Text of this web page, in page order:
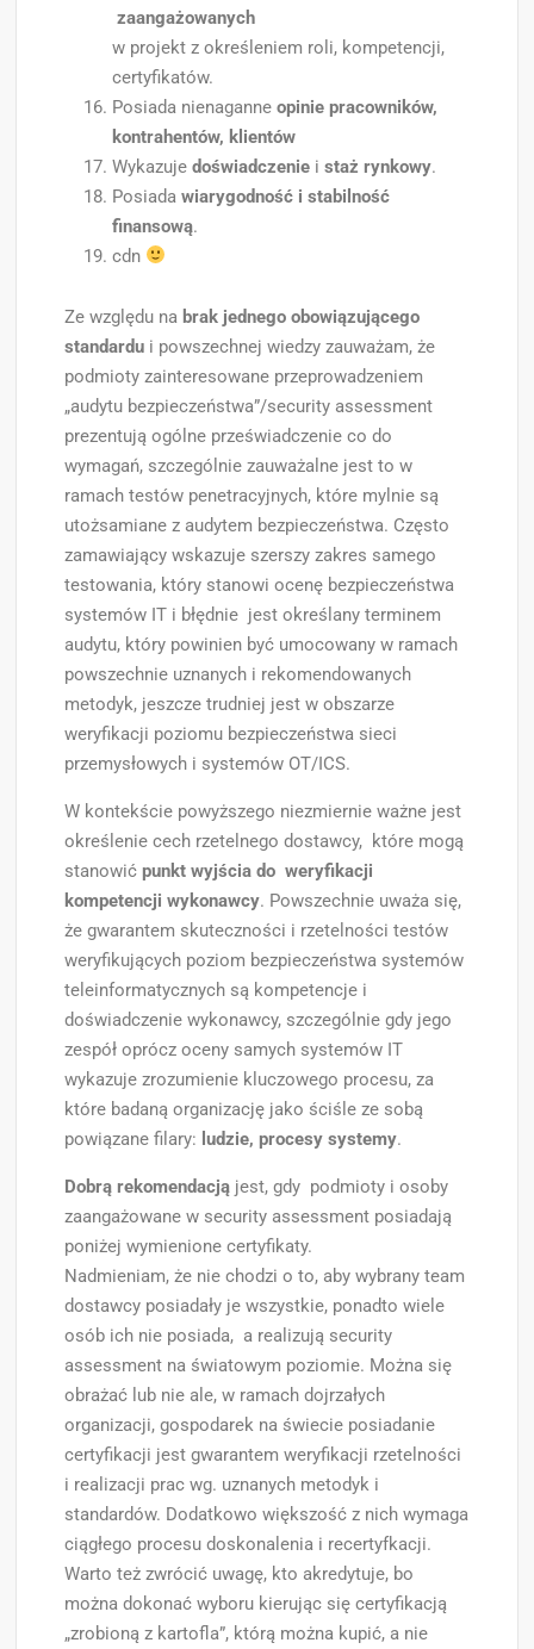
zaangażowanych
w projekt z określeniem roli, kompetencji,
certyfikatów.
Posiada nienaganneopinie pracowników,
kontrahentów, klientów
Wykazujedoświadczenie istaż rynkowy.
Posiadawiarygodność i stabilność
finansową.
cdn
Ze względu na brak jednego obowiązującego
standardu i powszechnej wiedzy zauważam, że
podmioty zainteresowane przeprowadzeniem
„audytu bezpieczeństwa”/security assessment
prezentują ogólne przeświadczenie co do
wymagań, szczególnie zauważalne jest to w
ramach testów penetracyjnych, które mylnie są
utożsamiane z audytem bezpieczeństwa. Często
zamawiający wskazuje szerszy zakres samego
testowania, który stanowi ocenę bezpieczeństwa
systemów IT i błędnie jest określany terminem
audytu, który powinien być umocowany w ramach
powszechnie uznanych i rekomendowanych
metodyk, jeszcze trudniej jest w obszarze
weryfikacji poziomu bezpieczeństwa sieci
przemysłowych i systemów OT/ICS.
W kontekście powyższego niezmiernie ważne jest
określenie cech rzetelnego dostawcy, które mogą
stanowićpunkt wyjścia do weryfikacji
kompetencji wykonawcy. Powszechnie uważa się,
że gwarantem skuteczności i rzetelności testów
weryfikujących poziom bezpieczeństwa systemów
teleinformatycznych są kompetencje i
doświadczenie wykonawcy, szczególnie gdy jego
zespół oprócz oceny samych systemów IT
wykazuje zrozumienie kluczowego procesu, za
które badaną organizację jako ściśle ze sobą
powiązane filary: ludzie, procesy systemy.
Dobrą rekomendacją jest, gdy podmioty i osoby
zaangażowane w security assessment posiadają
poniżej wymienione certyfikaty.
Nadmieniam, że nie chodzi o to, aby wybrany team
dostawcy posiadały je wszystkie, ponadto wiele
osób ich nie posiada, a realizują security
assessment na światowym poziomie. Można się
obrażać lub nie ale, w ramach dojrzałych
organizacji, gospodarek na świecie posiadanie
certyfikacji jest gwarantem weryfikacji rzetelności
i realizacji prac wg. uznanych metodyk i
standardów. Dodatkowo większość z nich wymaga
ciągłego procesu doskonalenia i recertyfkacji.
Warto też zwrócić uwagę, kto akredytuje, bo
można dokonać wyboru kierując się certyfikacją
„zrobioną z kartofla”, którą można kupić, a nie